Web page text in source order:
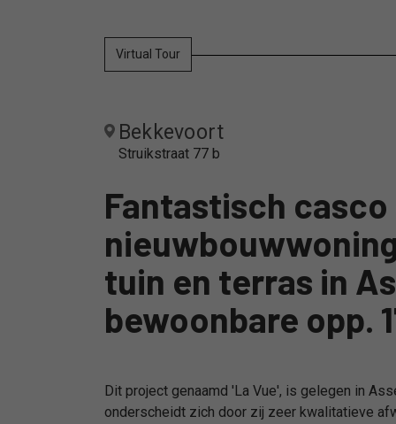
Fantastisch
tuin en terras in
bewoonbare opp.
Bekkevoort
Struikstraat 77 b
Virtual Tour
Dit project genaamd 'La Vue', is gelegen in
onderscheidt zich door zij zeer kwalitatieve